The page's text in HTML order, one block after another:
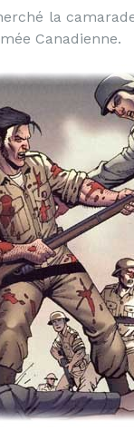
la
Canadienne.